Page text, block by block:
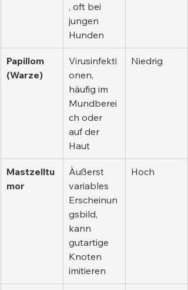
, oft bei
jungen
Hunden
Papillom
(Warze)
Virusinfekti
onen,
häufig im
Mundberei
ch oder
auf der
Haut
Niedrig
Mastzelltu
mor
Äußerst
variables
Erscheinun
gsbild,
kann
gutartige
Knoten
imitieren
Hoch